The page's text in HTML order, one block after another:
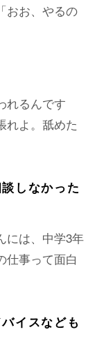
おお、やるの
れるんです
れよ。舐めた
しなかった
には、中学3年
仕事って面白
イスなども